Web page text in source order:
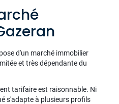
d'un marché immobilier
et très dépendante du
tarifaire est raisonnable. Ni
s'adapte à plusieurs profils